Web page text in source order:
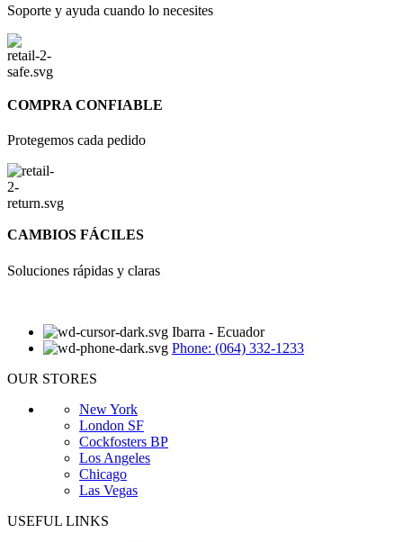
Soporte y ayuda cuando lo necesites
COMPRA CONFIABLE
Protegemos cada pedido
CAMBIOS FÁCILES
Soluciones rápidas y claras
Ibarra - Ecuador
Phone: (064) 332-1233
OUR STORES
New York
London SF
Cockfosters BP
Los Angeles
Chicago
Las Vegas
USEFUL LINKS